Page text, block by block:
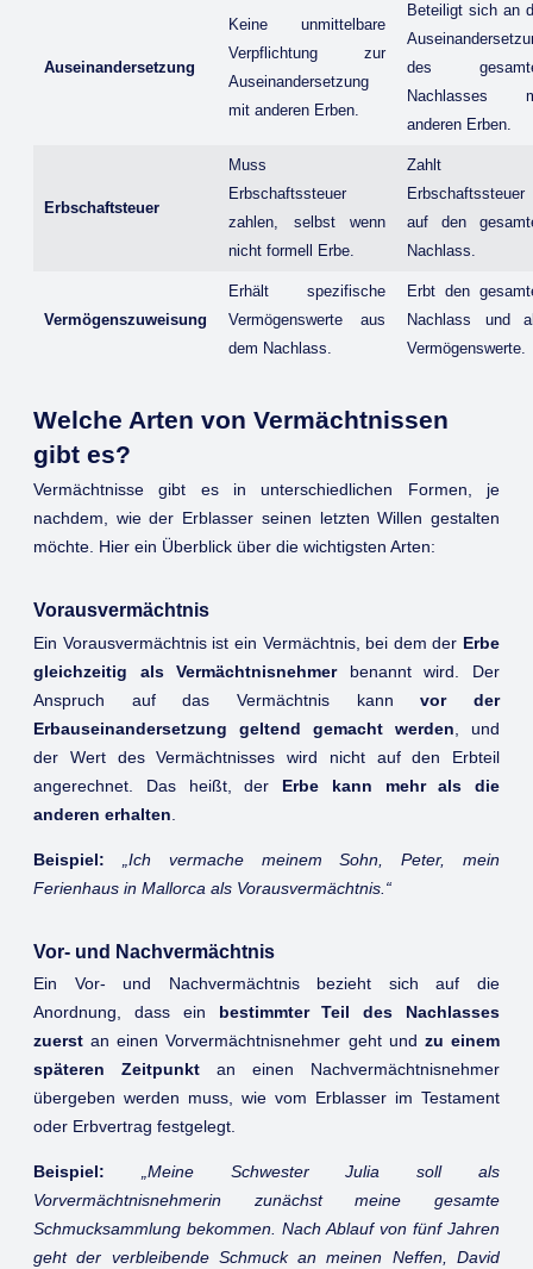
Auseinandersetzung
Keine unmittelbare
Verpflichtung zur
Auseinandersetzung
mit anderen Erben.
Beteiligt sich an
des
Nachlasses
anderen Erben.
Erbschaftsteuer
Muss
Erbschaftssteuer
zahlen, selbst wenn
nicht formell Erbe.
Zahlt
Erbschaftssteuer
auf den
Nachlass.
Vermögenszuweisung
Erhält spezifische
Vermögenswerte aus
dem Nachlass.
Erbt den
Nachlass und
Vermögenswerte.
Welche Arten von Vermächtnissen
gibt es?
Vermächtnisse gibt es in unterschiedlichen Formen, je
nachdem, wie der Erblasser seinen letzten Willen gestalten
möchte. Hier ein Überblick über die wichtigsten Arten:
Vorausvermächtnis
Ein Vorausvermächtnis ist ein Vermächtnis, bei dem der Erbe
gleichzeitig als Vermächtnisnehmerbenannt wird. Der
Anspruch auf das Vermächtnis kannvor der
Erbauseinandersetzung geltend gemacht werden , und
der Wert des Vermächtnisses wird nicht auf den Erbteil
angerechnet. Das heißt, der Erbe kann mehr als die
anderen erhalten
Beispiel:
„Ich vermache meinem Sohn, Peter, mein
Ferienhaus in Mallorca als Vorausvermächtnis.“
Vor- und Nachvermächtnis
Ein Vor- und Nachvermächtnis bezieht sich auf die
Anordnung, dass ein bestimmter Teil des Nachlasses
zuerst an einen Vorvermächtnisnehmer geht und zu einem
späteren Zeitpunkt an einen Nachvermächtnisnehmer
übergeben werden muss, wie vom Erblasser im Testament
oder Erbvertrag festgelegt.
Beispiel:
„Meine Schwester Julia soll als
Vorvermächtnisnehmerin zunächst meine gesamte
Schmucksammlung bekommen. Nach Ablauf von fünf Jahren
geht der verbleibende Schmuck an meinen Neffen, David